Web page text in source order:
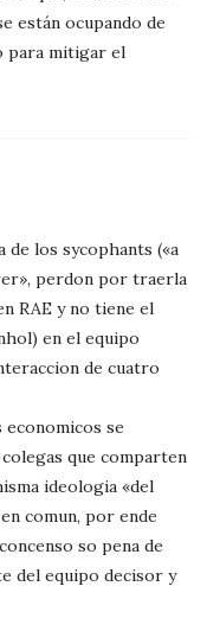
están ocupando de
para mitigar el
de los sycophants («a
perdon por traerla
RAE y no tiene el
en el equipo
de cuatro
se
que comparten
ideologia «del
comun, por ende
so pena de
del equipo decisor y